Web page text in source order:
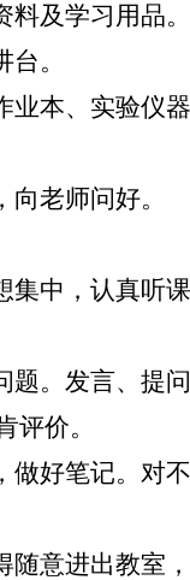
及学习用品。
。
本、实验仪
老师问好。
集中，认真听
。发言、提
评价。
好笔记。对
意进出教室